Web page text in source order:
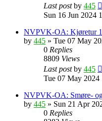
Last postby 445
Sun 16 Jun 2024
NVPVK-OA: Kjøretur
by 445 » Tue 07 May
0 Replies
8809 Views
Last postby 445
Tue 07 May 2024
NVPVK-OA: Smøre-
by 445 » Sun 21 Apr
0 Replies